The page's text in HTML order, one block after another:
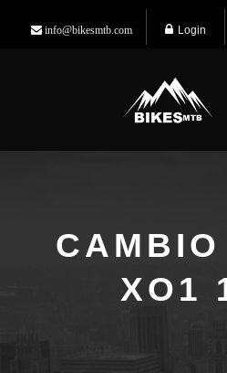
info@bikesmtb.com Login
XO1